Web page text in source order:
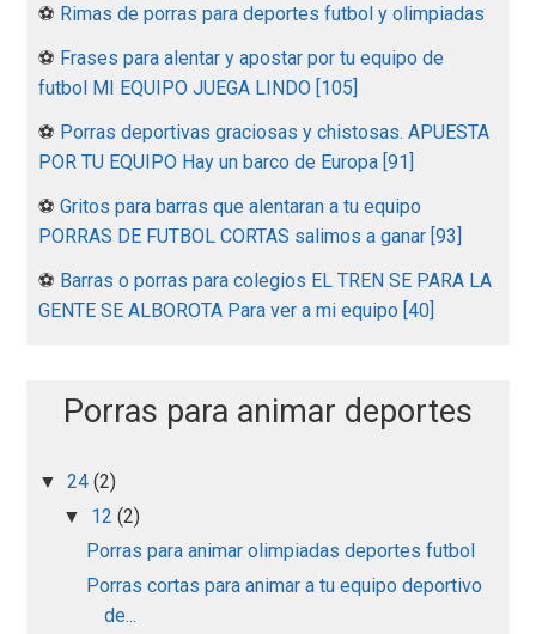
⚽ Rimas de porras para deportes futbol y olimpiadas
⚽ Frases para alentar y apostar por tu equipo de
futbol MI EQUIPO JUEGA LINDO [105]
⚽ Porras deportivas graciosas y chistosas. APUESTA
POR TU EQUIPO Hay un barco de Europa [91]
⚽Gritos para barras que alentaran a tu equipo
PORRAS DE FUTBOL CORTAS salimos a ganar [93]
⚽ Barras o porras para colegios EL TREN SE PARA LA
GENTE SE ALBOROTA Para ver a mi equipo [40]
Porras para animar deportes
▼24(2)
▼ 12 (2)
Porras para animar olimpiadas deportes futbol
Porras cortas para animar a tu equipo deportivo
de...